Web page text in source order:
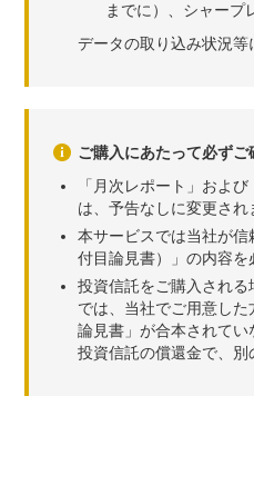
までに）、シャー
データの取り込み状況
ご購入にあたって必ず
「月次レポート」およ
は、予告なしに変更され
本サービスでは当社が
付目論見書）」の内容を
投資信託をご購入され
では、当社でご用意し
論見書」が合本されて
投資信託の償還金で、